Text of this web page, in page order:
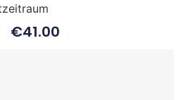
€41.00